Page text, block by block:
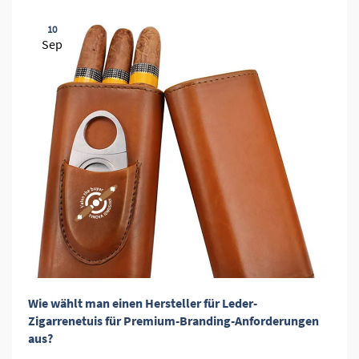
10
Sep
Wie wählt man einen Hersteller für Leder-
Zigarrenetuis für Premium-Branding-Anforderungen
aus?